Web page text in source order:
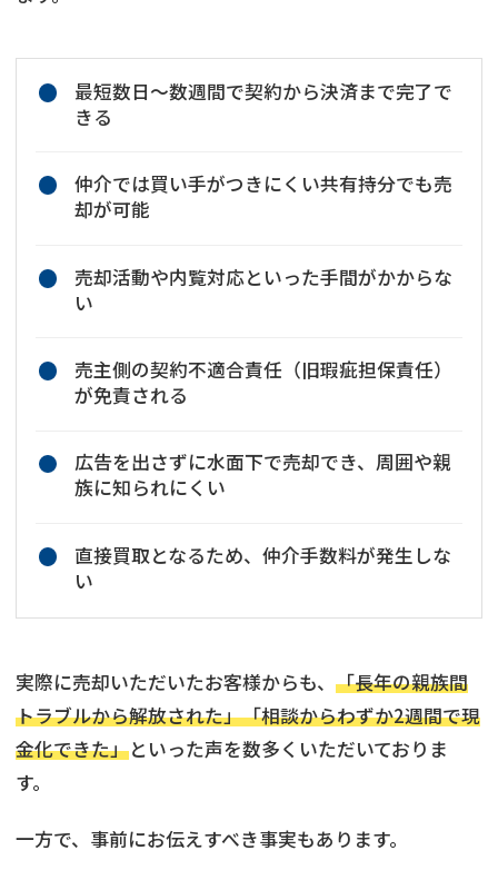
最短数日〜数週間で契約から決済まで完了で
きる
仲介では買い手がつきにくい共有持分でも売
却が可能
売却活動や内覧対応といった手間がかからな
い
売主側の契約不適合責任（旧瑕疵担保責任）
が免責される
広告を出さずに水面下で売却でき、周囲や親
族に知られにくい
直接買取となるため、仲介手数料が発生しな
い
実際に売却いただいたお客様からも、 「長年の親族間
トラブルから解放された」「相談からわずか2週間で現
金化できた」といった声を数多くいただいておりま
す。
一方で、事前にお伝えすべき事実もあります。